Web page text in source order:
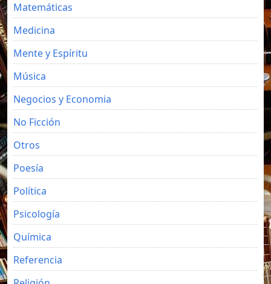
Matemáticas
Medicina
Mente y Espíritu
Música
Negocios y Economia
No Ficción
Otros
Poesía
Política
Psicología
Química
Referencia